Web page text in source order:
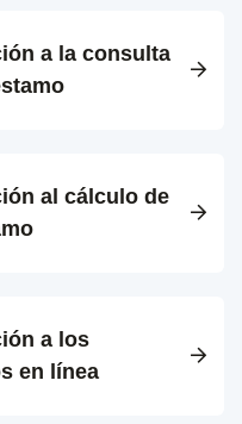
a la consulta
al cálculo de
a los
en línea